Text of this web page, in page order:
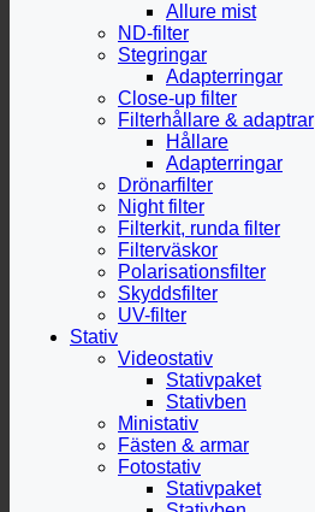
Allure mist
ND-filter
Stegringar
Adapterringar
Close-up filter
Filterhållare & adaptrar
Hållare
Adapterringar
Drönarfilter
Night filter
Filterkit, runda filter
Filterväskor
Polarisationsfilter
Skyddsfilter
UV-filter
Stativ
Videostativ
Stativpaket
Stativben
Ministativ
Fästen & armar
Fotostativ
Stativpaket